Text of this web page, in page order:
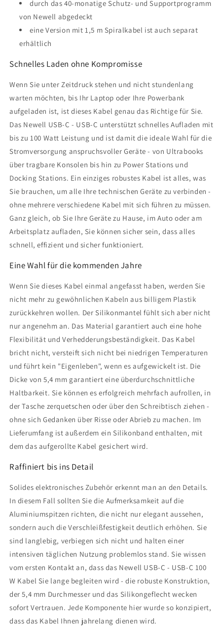
durch das 40-monatige Schutz- und Supportprogramm
von Newell abgedeckt
eine Version mit 1,5 m Spiralkabel ist auch separat
erhältlich
Schnelles Laden ohne Kompromisse
Wenn Sie unter Zeitdruck stehen und nicht stundenlang
warten möchten, bis Ihr Laptop oder Ihre Powerbank
aufgeladen ist, ist dieses Kabel genau das Richtige für Sie.
Das Newell USB-C - USB-C unterstützt schnelles Aufladen mit
bis zu 100 Watt Leistung und ist damit die ideale Wahl für die
Stromversorgung anspruchsvoller Geräte - von Ultrabooks
über tragbare Konsolen bis hin zu Power Stations und
Docking Stations. Ein einziges robustes Kabel ist alles, was
Sie brauchen, um alle Ihre technischen Geräte zu verbinden -
ohne mehrere verschiedene Kabel mit sich führen zu müssen.
Ganz gleich, ob Sie Ihre Geräte zu Hause, im Auto oder am
Arbeitsplatz aufladen, Sie können sicher sein, dass alles
schnell, effizient und sicher funktioniert.
Eine Wahl für die kommenden Jahre
Wenn Sie dieses Kabel einmal angefasst haben, werden Sie
nicht mehr zu gewöhnlichen Kabeln aus billigem Plastik
zurückkehren wollen. Der Silikonmantel fühlt sich aber nicht
nur angenehm an. Das Material garantiert auch eine hohe
Flexibilität und Verhedderungsbeständigkeit. Das Kabel
bricht nicht, versteift sich nicht bei niedrigen Temperaturen
und führt kein "Eigenleben", wenn es aufgewickelt ist. Die
Dicke von 5,4 mm garantiert eine überdurchschnittliche
Haltbarkeit. Sie können es erfolgreich mehrfach aufrollen, in
der Tasche zerquetschen oder über den Schreibtisch ziehen -
ohne sich Gedanken über Risse oder Abrieb zu machen. Im
Lieferumfang ist außerdem ein Silikonband enthalten, mit
dem das aufgerollte Kabel gesichert wird.
Raffiniert bis ins Detail
Solides elektronisches Zubehör erkennt man an den Details.
In diesem Fall sollten Sie die Aufmerksamkeit auf die
Aluminiumspitzen richten, die nicht nur elegant aussehen,
sondern auch die Verschleißfestigkeit deutlich erhöhen. Sie
sind langlebig, verbiegen sich nicht und halten einer
intensiven täglichen Nutzung problemlos stand. Sie wissen
vom ersten Kontakt an, dass das Newell USB-C - USB-C 100
W Kabel Sie lange begleiten wird - die robuste Konstruktion,
der 5,4 mm Durchmesser und das Silikongeflecht wecken
sofort Vertrauen. Jede Komponente hier wurde so konzipiert,
dass das Kabel Ihnen jahrelang dienen wird.